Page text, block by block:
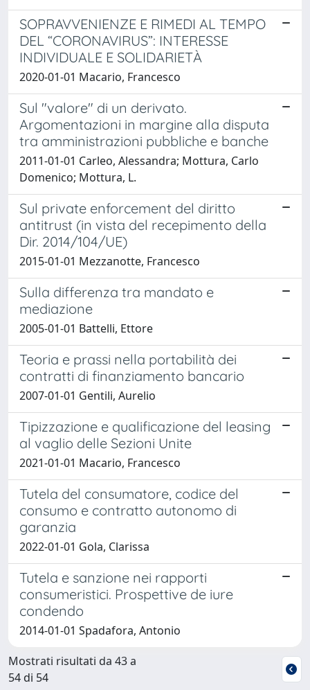
SOPRAVVENIENZE E RIMEDI AL TEMPO
DEL “CORONAVIRUS”: INTERESSE
INDIVIDUALE E SOLIDARIETÀ
2020-01-01 Macario, Francesco
Sul "valore" di un derivato.
Argomentazioni in margine alla disputa
tra amministrazioni pubbliche e banche
2011-01-01 Carleo, Alessandra; Mottura, Carlo
Domenico; Mottura, L.
Sul private enforcement del diritto
antitrust (in vista del recepimento della
Dir. 2014/104/UE)
2015-01-01 Mezzanotte, Francesco
Sulla differenza tra mandato e
mediazione
2005-01-01 Battelli, Ettore
Teoria e prassi nella portabilità dei
contratti di finanziamento bancario
2007-01-01 Gentili, Aurelio
Tipizzazione e qualificazione del leasing
al vaglio delle Sezioni Unite
2021-01-01 Macario, Francesco
Tutela del consumatore, codice del
consumo e contratto autonomo di
garanzia
2022-01-01 Gola, Clarissa
Tutela e sanzione nei rapporti
consumeristici. Prospettive de iure
condendo
2014-01-01 Spadafora, Antonio
Mostrati risultati da 43 a
54 di 54